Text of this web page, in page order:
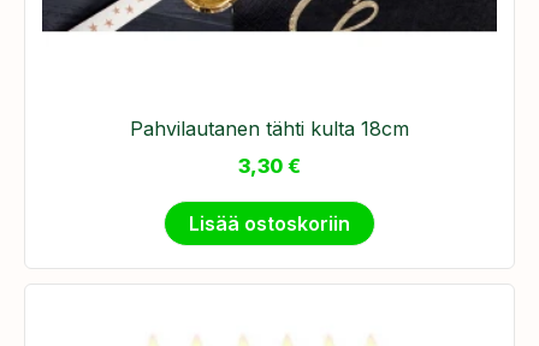
Pahvilautanen tähti kulta 18cm
3,30 €
Lisää ostoskoriin